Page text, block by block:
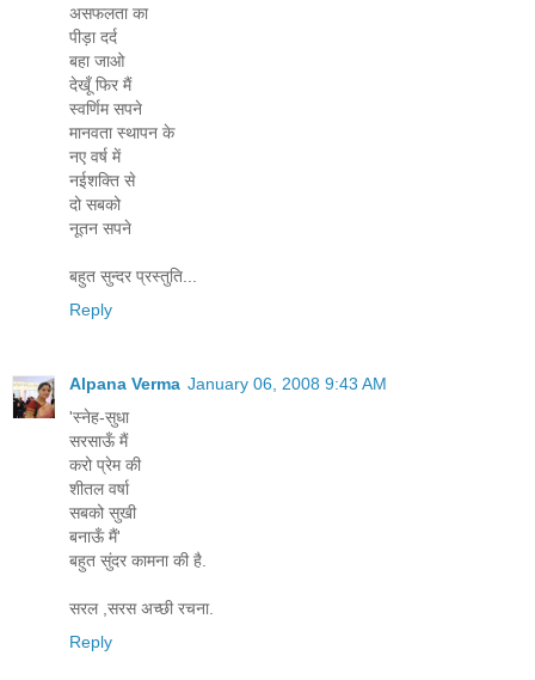
असफलता का
पीड़ा दर्द
बहा जाओ
देखूँ फिर मैं
स्वर्णिम सपने
मानवता स्थापन के
नए वर्ष में
नईशक्ति से
दो सबको
नूतन सपने
बहुत सुन्दर प्रस्तुति...
Reply
Alpana Verma January 06, 2008 9:43 AM
'स्नेह-सुधा
सरसाऊँ मैं
करो प्रेम की
शीतल वर्षा
सबको सुखी
बनाऊँ मैं'
बहुत सुंदर कामना की है.
सरल ,सरस अच्छी रचना.
Reply